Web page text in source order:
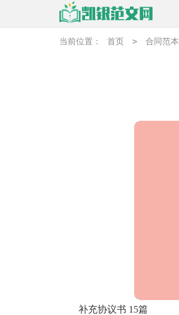
当前位置： 首页 > 合同范本
补充协议书 15篇